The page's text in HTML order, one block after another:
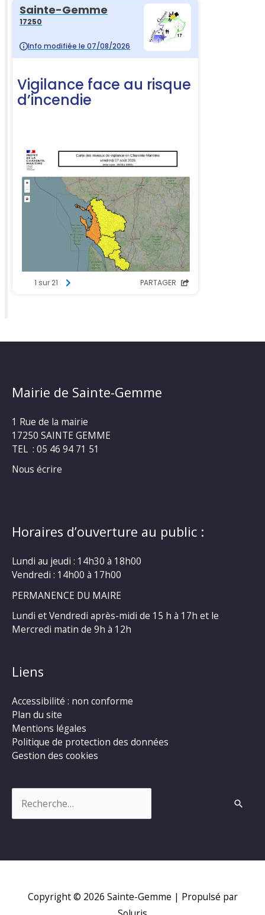
Mairie de Sainte-Gemme
1 Rue de la mairie
17250 SAINTE GEMME
TEL : 05 46 94 71 51
Nous écrire
Horaires d’ouverture au public :
Lundi au jeudi : 14h30 à 18h00
Vendredi : 14h00 à 17h00
PERMANENCE DU MAIRE
Lundi et Vendredi après-midi de 15 h à 17h et le
Mercredi matin de 9h à 12h
Liens
Accessibilité : non conforme
Plan du site
Mentions légales
Politique de protection des données
Gestion des cookies
Copyright © 2026 Sainte-Gemme | Propulsé par